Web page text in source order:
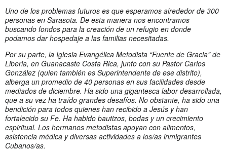
Uno de los problemas futuros es que esperamos alrededor de 300
personas en Sarasota. De esta manera nos encontramos
buscando fondos para la creación de un refugio en donde
podamos dar hospedaje a las familias necesitadas.
Por su parte, la Iglesia Evangélica Metodista “Fuente de Gracia” de
Liberia, en Guanacaste Costa Rica, junto con su Pastor Carlos
González (quien también es Superintendente de ese distrito),
alberga un promedio de 40 personas en sus facilidades desde
mediados de diciembre. Ha sido una gigantesca labor desarrollada,
que a su vez ha traído grandes desafíos. No obstante, ha sido una
bendición para todos quienes han recibido a Jesús y han
fortalecido su Fe. Ha habido bautizos, bodas y un crecimiento
espiritual. Los hermanos metodistas apoyan con alimentos,
asistencia médica y diversas actividades a los/as inmigrantes
Cubanos/as.